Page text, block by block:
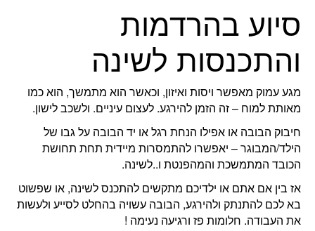
סיוע בהרדמות
והתכנסות לשינה
מגע עמוק מאפשר ויסות ואיזון, וכאשר הוא מתמשך, הוא כמו
מאותת למוח – זה הזמן להירגע. לעצום עיניים. ולשכב לישון.
חיבוק הבובה או אפילו הנחת רגל או יד הבובה על גבו של
הילד/המבוגר – יאפשרו להתמסרות מיידית תחת תחושת
הכובד המתמשכת והמהפנטת ו..לשינה.
אז בין אם אתם או ילדיכם מתקשים להתכנס לשינה, או שפשוט
בא לכם להתנתק ולהירגע, הבובה עשויה בהחלט לסייע ולעשות
את העבודה. חלומות פז ורגיעה נעימה !